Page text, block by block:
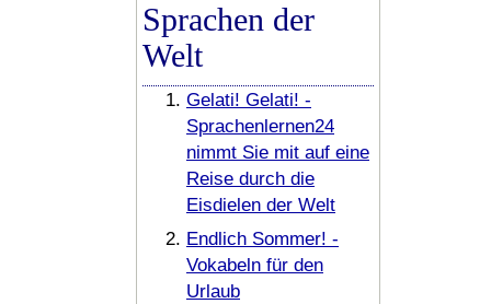
Sprachen der
Welt
Gelati! Gelati! -
Sprachenlernen24
nimmt Sie mit auf eine
Reise durch die
Eisdielen der Welt
Endlich Sommer! -
Vokabeln für den
Urlaub